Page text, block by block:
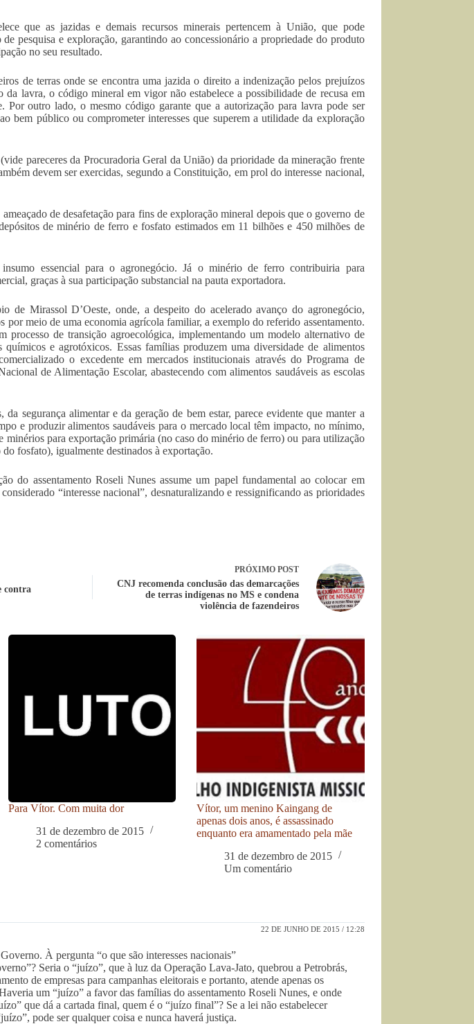
que as jazidas e demais recursos minerais pertencem à União, que pode
pesquisa e exploração, garantindo ao concessionário a propriedade do produto
no seu resultado.
de terras onde se encontra uma jazida o direito a indenização pelos prejuízos
da lavra, o código mineral em vigor não estabelece a possibilidade de recusa em
Por outro lado, o mesmo código garante que a autorização para lavra pode ser
bem público ou comprometer interesses que superem a utilidade da exploração
pareceres da Procuradoria Geral da União) da prioridade da mineração frente
devem ser exercidas, segundo a Constituição, em prol do interesse nacional,
de desafetação para fins de exploração mineral depois que o governo de
de minério de ferro e fosfato estimados em 11 bilhões e 450 milhões de
essencial para o agronegócio. Já o minério de ferro contribuiria para
graças à sua participação substancial na pauta exportadora.
de Mirassol D’Oeste, onde, a despeito do acelerado avanço do agronegócio,
por meio de uma economia agrícola familiar, a exemplo do referido assentamento.
de transição agroecológica, implementando um modelo alternativo de
e agrotóxicos. Essas famílias produzem uma diversidade de alimentos
o excedente em mercados institucionais através do Programa de
de Alimentação Escolar, abastecendo com alimentos saudáveis as escolas
segurança alimentar e da geração de bem estar, parece evidente que manter a
e produzir alimentos saudáveis para o mercado local têm impacto, no mínimo,
minérios para exportação primária (no caso do minério de ferro) ou para utilização
fosfato), igualmente destinados à exportação.
do assentamento Roseli Nunes assume um papel fundamental ao colocar em
“interesse nacional”, desnaturalizando e ressignificando as prioridades
contra
PRÓXIMO POST
CNJ recomenda conclusão das demarcações
de terras indígenas no MS e condena
violência de fazendeiros
Para Vítor. Com muita dor
31 de dezembro de 2015
2 comentários
Vítor, um menino Kaingang de
apenas dois anos, é assassinado
enquanto era amamentado pela mãe
31 de dezembro de 2015
Um comentário
22 DE JUNHO DE 2015 / 12:28
À pergunta “o que são interesses nacionais”
Seria o “juízo”, que à luz da Operação Lava-Jato, quebrou a Petrobrás,
de empresas para campanhas eleitorais e portanto, atende apenas os
um “juízo” a favor das famílias do assentamento Roseli Nunes, e onde
que dá a cartada final, quem é o “juízo final”? Se a lei não estabelecer
pode ser qualquer coisa e nunca haverá justiça.